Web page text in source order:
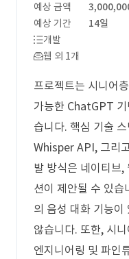
예상 금액
예상 기간
14일
개발
웹 외 1개
프로젝트는 시니어
가능한 ChatGPT
습니다. 핵심 기술
Whisper API, 그리
발 방식은 네이티브,
션이 제안될 수 있습
의 음성 대화 기능이
않습니다. 또한, 시
엔지니어링 및 파인